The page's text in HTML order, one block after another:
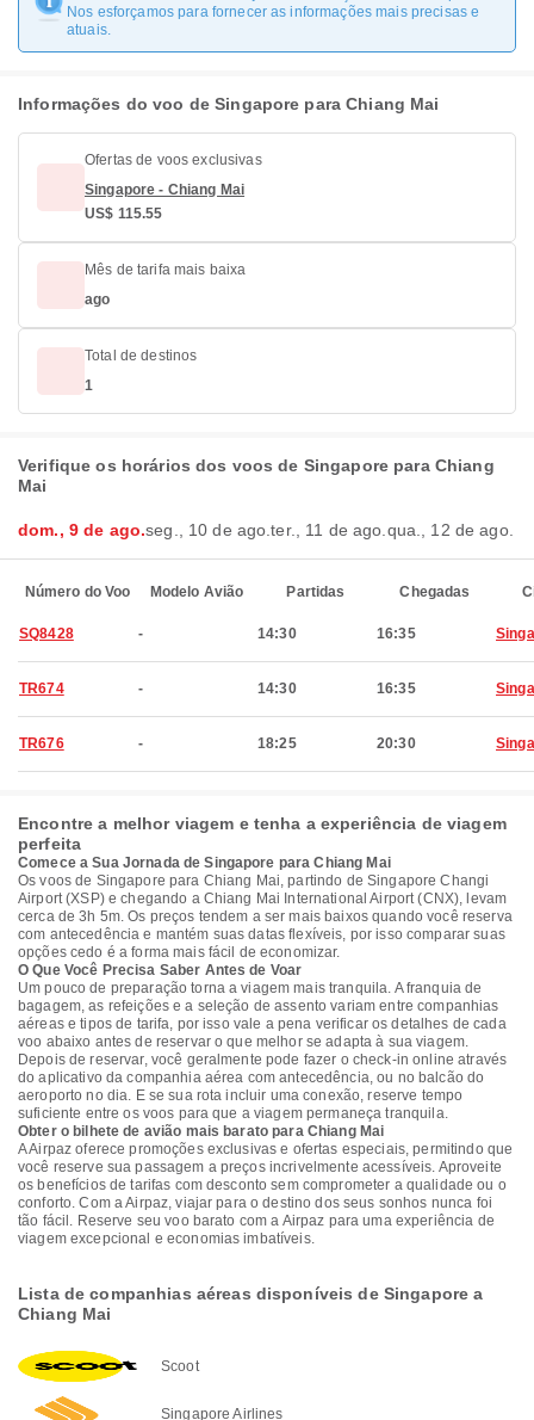
Nos esforçamos para fornecer as informações mais precisas e
atuais.
Informações do voo de Singapore para Chiang Mai
Ofertas de voos exclusivas
Singapore - Chiang Mai
US$ 115.55
Mês de tarifa mais baixa
ago
Total de destinos
1
Verifique os horários dos voos de Singapore para Chiang
Mai
dom., 9 de ago.seg., 10 de ago.ter., 11 de ago. qua., 12 de ago.
Número do Voo Modelo Avião Partidas Chegadas
SQ8428 - 14:30 16:35
TR674 - 14:30 16:35
TR676 - 18:25 20:30
Encontre a melhor viagem e tenha a experiência de viagem
perfeita
Comece a Sua Jornada de Singapore para Chiang Mai
Os voos de Singapore para Chiang Mai, partindo de Singapore Changi
Airport (XSP) e chegando a Chiang Mai International Airport (CNX), levam
cerca de 3h 5m. Os preços tendem a ser mais baixos quando você reserva
com antecedência e mantém suas datas flexíveis, por isso comparar suas
opções cedo é a forma mais fácil de economizar.
O Que Você Precisa Saber Antes de Voar
Um pouco de preparação torna a viagem mais tranquila. A franquia de
bagagem, as refeições e a seleção de assento variam entre companhias
aéreas e tipos de tarifa, por isso vale a pena verificar os detalhes de cada
voo abaixo antes de reservar o que melhor se adapta à sua viagem.
Depois de reservar, você geralmente pode fazer o check-in online através
do aplicativo da companhia aérea com antecedência, ou no balcão do
aeroporto no dia. E se sua rota incluir uma conexão, reserve tempo
suficiente entre os voos para que a viagem permaneça tranquila.
Obter o bilhete de avião mais barato para Chiang Mai
A Airpaz oferece promoções exclusivas e ofertas especiais, permitindo que
você reserve sua passagem a preços incrivelmente acessíveis. Aproveite
os benefícios de tarifas com desconto sem comprometer a qualidade ou o
conforto. Com a Airpaz, viajar para o destino dos seus sonhos nunca foi
tão fácil. Reserve seu voo barato com a Airpaz para uma experiência de
viagem excepcional e economias imbatíveis.
Lista de companhias aéreas disponíveis de Singapore a
Chiang Mai
Scoot
Singapore Airlines